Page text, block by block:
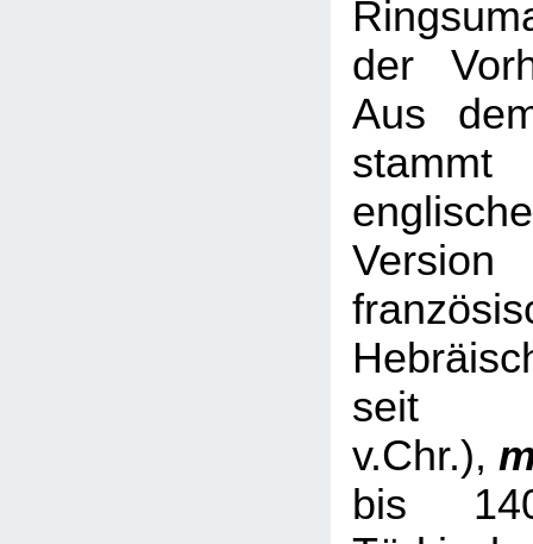
der
Aus
englische
v.Chr.),
bis